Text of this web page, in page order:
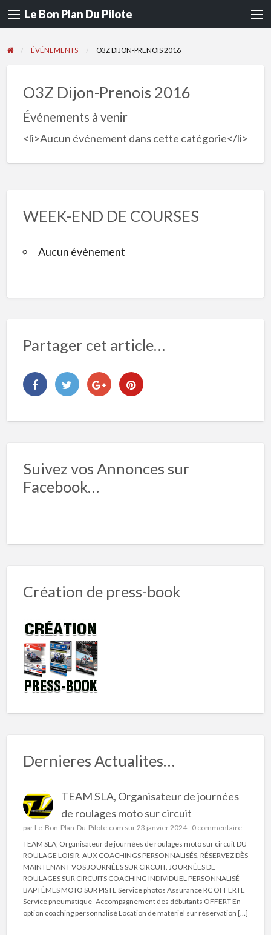
Le Bon Plan Du Pilote
ÉVÉNEMENTS O3Z DIJON-PRENOIS 2016
O3Z Dijon-Prenois 2016
Événements à venir
<li>Aucun événement dans cette catégorie</li>
WEEK-END DE COURSES
Aucun évènement
Partager cet article…
Suivez vos Annonces sur
Facebook…
Création de press-book
Dernieres Actualites…
TEAM SLA, Organisateur de journées
de roulages moto sur circuit
par Le-Bon-Plan-Du-Pilote.com sur 23 janvier 2024 - 0 commentaire
TEAM SLA, Organisateur de journées de roulages moto sur circuit DU
ROULAGE LOISIR, AUX COACHINGS PERSONNALISÉS, RÉSERVEZ DÈS
MAINTENANT VOS JOURNÉES SUR CIRCUIT. JOURNÉES DE
ROULAGES SUR CIRCUITS COACHING INDIVIDUEL PERSONNALISÉ
BAPTÊMES MOTO SUR PISTE Service photos Assurance RC OFFERTE
Service pneumatique Accompagnement des débutants OFFERT En
option coaching personnalisé Location de matériel sur réservation […]